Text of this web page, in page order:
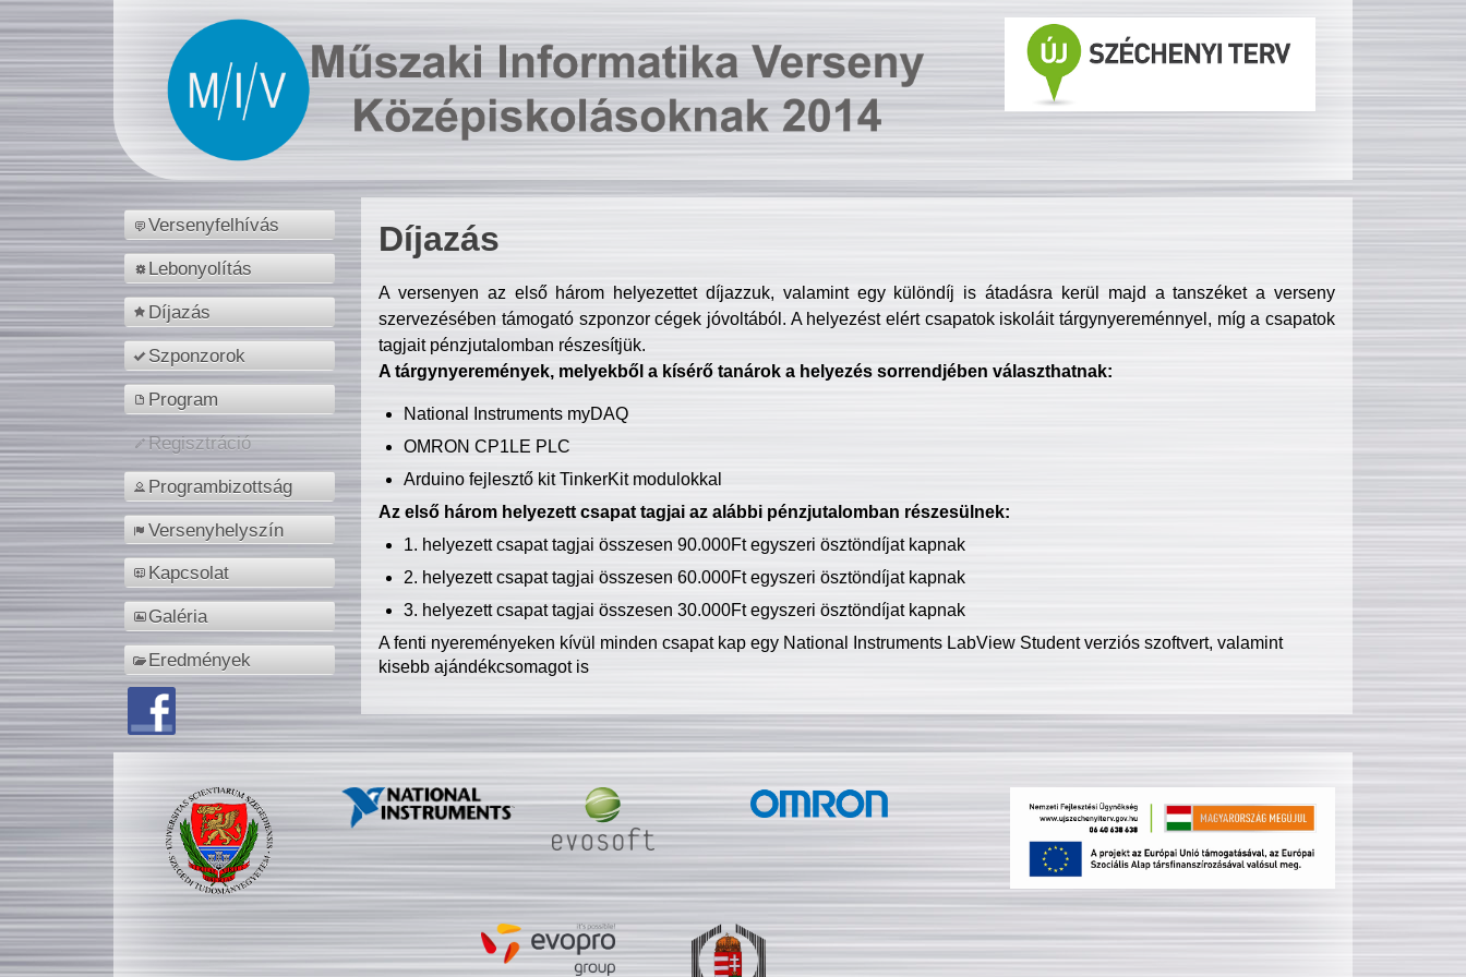
Versenyfelhívás
Lebonyolítás
Díjazás
Szponzorok
Program
Regisztráció
Programbizottság
Versenyhelyszín
Kapcsolat
Galéria
Eredmények
Díjazás
A versenyen az első három helyezettet díjazzuk, valamint egy különdíj is átadásra kerül majd a tanszéket a verseny
szervezésében támogató szponzor cégek jóvoltából. A helyezést elért csapatok iskoláit tárgynyereménnyel, míg a csapatok
tagjait pénzjutalomban részesítjük.
A tárgynyeremények, melyekből a kísérő tanárok a helyezés sorrendjében választhatnak:
National Instruments myDAQ
OMRON CP1LE PLC
Arduino fejlesztő kit TinkerKit modulokkal
Az első három helyezett csapat tagjai az alábbi pénzjutalomban részesülnek:
1. helyezett csapat tagjai összesen 90.000Ft egyszeri ösztöndíjat kapnak
2. helyezett csapat tagjai összesen 60.000Ft egyszeri ösztöndíjat kapnak
3. helyezett csapat tagjai összesen 30.000Ft egyszeri ösztöndíjat kapnak
A fenti nyereményeken kívül minden csapat kap egy National Instruments LabView Student verziós szoftvert, valamint
kisebb ajándékcsomagot is